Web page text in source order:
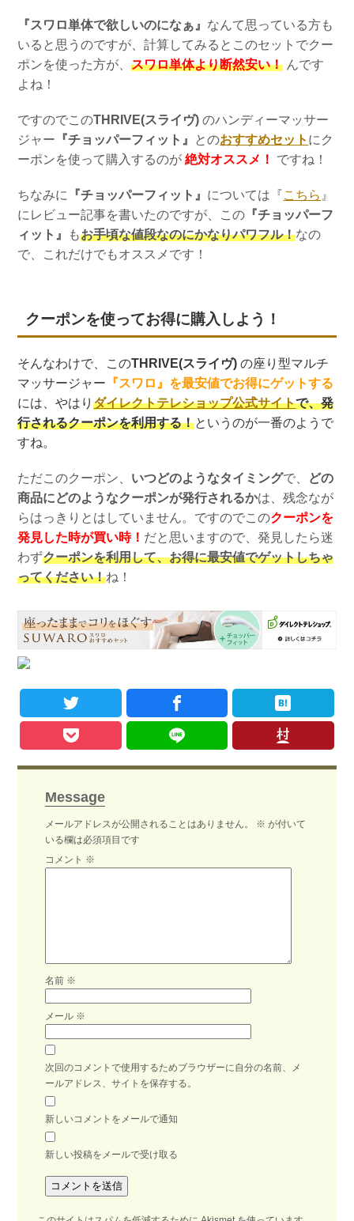
『スワロ単体で欲しいのになぁ』 なんて思っている方も
いると思うのですが、計算してみるとこのセットでクー
ポンを使った方が、スワロ単体より断然安い！ んです
よね！
ですのでこのTHRIVE(スライヴ) のハンディーマッサー
ジャー 『チョッパーフィット』 とのおすすめセット にク
ーポンを使って購入するのが絶対オススメ！ ですね！
ちなみに 『チョッパーフィット』 については『こちら 』
にレビュー記事を書いたのですが、この 『チョッパーフ
ィット』
もお手頃な値段なのにかなりパワフル！なの
で、これだけでもオススメです！
クーポンを使ってお得に購入しよう！
そんなわけで、このTHRIVE(スライヴ) の座り型マルチ
マッサージャー 『スワロ』 を最安値でお得にゲットする
には、やはりダイレクトテレショップ公式サイトで、発
行されるクーポンを利用する！というのが一番のようで
すね。
ただこのクーポン、 いつどのようなタイミングで、 どの
商品にどのようなクーポンが発行されるかは、残念なが
らはっきりとはしていません。ですのでこのクーポンを
発見した時が買い時！ だと思いますので、発見したら迷
わずクーポンを利用して、お得に最安値でゲットしちゃ
ってください！ね！
Message
メールアドレスが公開されることはありません。 ※ が付いて
いる欄は必須項目です
コメント ※
名前 ※
メール ※
次回のコメントで使用するためブラウザーに自分の名前、メ
ールアドレス、サイトを保存する。
新しいコメントをメールで通知
新しい投稿をメールで受け取る